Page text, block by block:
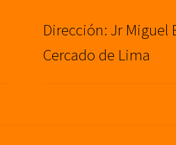
Dirección: Jr Miguel
Cercado de Lima